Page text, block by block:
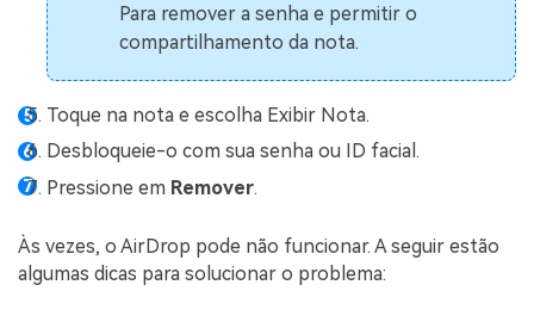
Para remover a senha e permitir o
compartilhamento da nota.
Toque na nota e escolha Exibir Nota.
Desbloqueie-o com sua senha ou ID facial.
Pressione em Remover.
Às vezes, o AirDrop pode não funcionar. A seguir estão
algumas dicas para solucionar o problema: